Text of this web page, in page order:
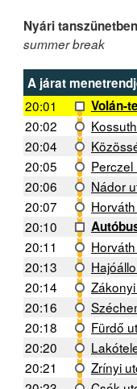
Nyári
summer break
A járat
20:01
Volán-
20:02
20:04
20:05
Perczel
20:06
Nádor
20:07
20:10
20:11
20:13
20:14
20:16
20:18
Fürdő
20:20
20:21
Zrínyi